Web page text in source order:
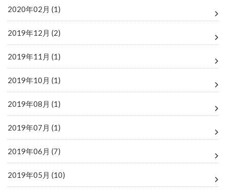
2020年02月 (1)
2019年12月 (2)
2019年11月 (1)
2019年10月 (1)
2019年08月 (1)
2019年07月 (1)
2019年06月 (7)
2019年05月 (10)